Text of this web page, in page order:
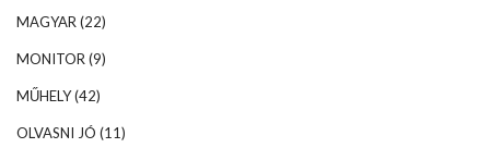
MAGYAR(22)
MONITOR(9)
MŰHELY(42)
OLVASNI JÓ (11)